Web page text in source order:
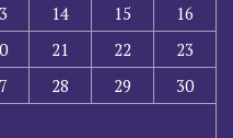
14 15
16
21 22
23
28 29
30